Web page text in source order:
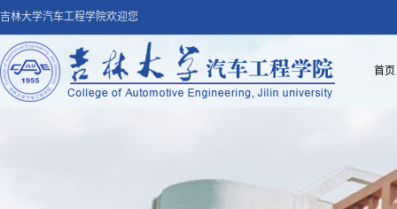
吉林大学汽车工程学院欢迎您
首页